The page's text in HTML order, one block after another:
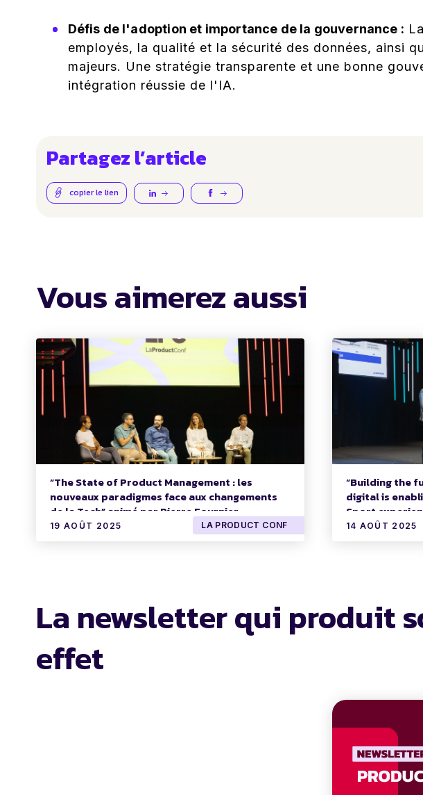
Défis de l'adoption et importance de la gouvernance :
employés, la qualité et la sécurité des données, ainsi
majeurs. Une stratégie transparente et une bonne
intégration réussie de l'IA.
Partagez l’article
copier le lien
Vous aimerez aussi
“The State of Product Management : les
nouveaux paradigmes face aux changements
de la Tech” animé par Pierre Fournier.
19 AOÛT 2025 LA PRODUCT CONF
“Building the
digital is
Sport
14 AOÛT 2025
La newsletter qui produit
effet